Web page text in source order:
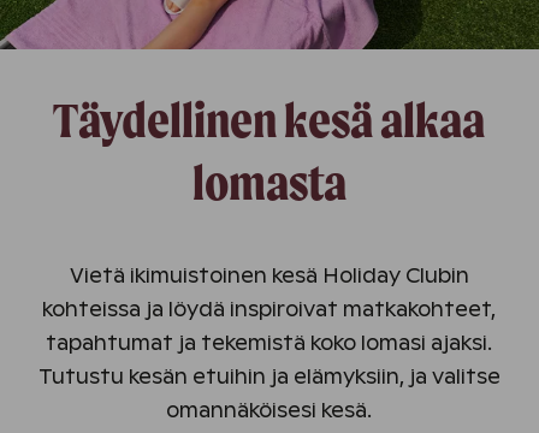
Täydellinen kesä alkaa
lomasta
Vietä ikimuistoinen kesä Holiday Clubin
kohteissa ja löydä inspiroivat matkakohteet,
tapahtumat ja tekemistä koko lomasi ajaksi.
Tutustu kesän etuihin ja elämyksiin, ja valitse
omannäköisesi kesä.